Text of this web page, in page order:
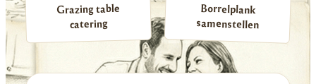
Grazing table
catering
Borrelplank
samenstellen